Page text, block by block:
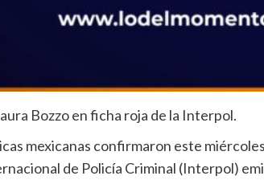
Bozzo en ficha roja de la Interpol.
mexicanas confirmaron este
de Policía Criminal (Interpol)